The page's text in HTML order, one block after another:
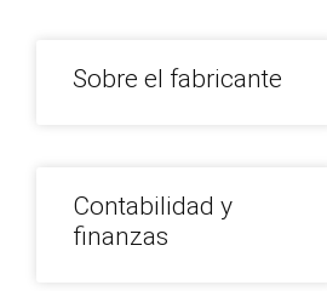
Sobre el fabricante
Contabilidad y
finanzas